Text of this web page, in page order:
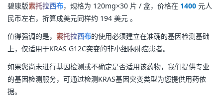
碧康版索托拉西布，规格为 120mg×30 片 / 盒，价格在 1400 元人
民币左右，折算成美元同样约 194 美元 。
值得强调的是， 索托拉西布的使用必须建立在准确的基因检测基础
上，仅适用于KRAS G12C突变的非小细胞肺癌患者。
如果您尚未进行基因检测或不确定是否适用该药物，我们提供专业
的基因检测服务，可通过检测KRAS基因突变类型为您提供用药依
据。